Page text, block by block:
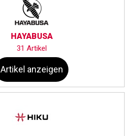
HAYABUSA
31 Artikel
Artikel anzeigen